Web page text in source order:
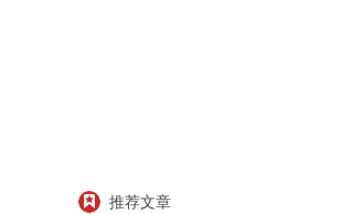
推荐文章